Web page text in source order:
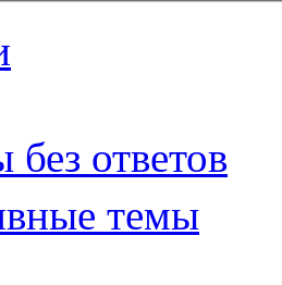
ответов
темы